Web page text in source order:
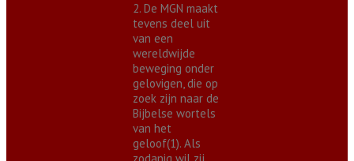
2. De MGN maakt
tevens deel uit
van een
wereldwijde
beweging onder
gelovigen, die op
zoek zijn naar de
Bijbelse wortels
van het
geloof(1). Als